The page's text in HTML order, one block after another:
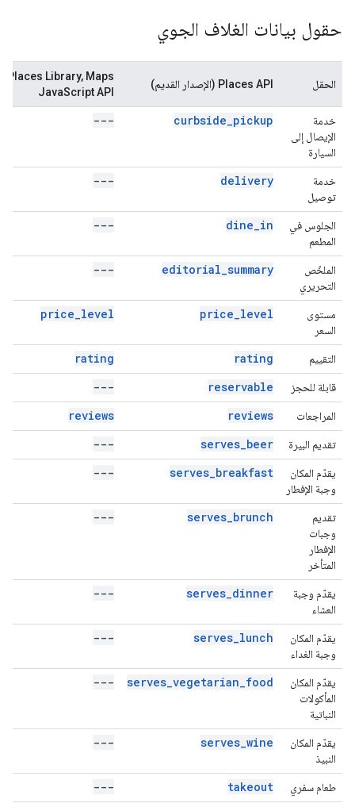
حقول بيانات الغلاف الجوي
الحقل Places API (الإصدار القديم)
Places Library, Maps
JavaScript API
خدمة
الإيصال إلى
السيارة
curbside_pickup
---
خدمة
توصيل
delivery
---
الجلوس في
المطعم
dine_in
---
الملخّص
التحريري
editorial_summary
---
مستوى
السعر
price_level
price_level
التقييم rating
rating
قابلة للحجز reservable
---
المراجعات reviews
reviews
تقديم البيرة serves_beer
---
يقدّم المكان
وجبة الإفطار
serves_breakfast
---
تقديم
وجبات
الإفطار
المتأخر
serves_brunch
---
يقدّم وجبة
العشاء
serves_dinner
---
يقدّم المكان
وجبة الغداء
serves_lunch
---
يقدّم المكان
المأكولات
النباتية
serves_vegetarian_food
---
يقدّم المكان
النبيذ
serves_wine
---
طعام سفري takeout
---